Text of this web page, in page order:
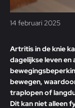
14 februari 2025
Artritis in de knie
dagelijkse leven
bewegen,
traplopen of
Dit kan niet alleen